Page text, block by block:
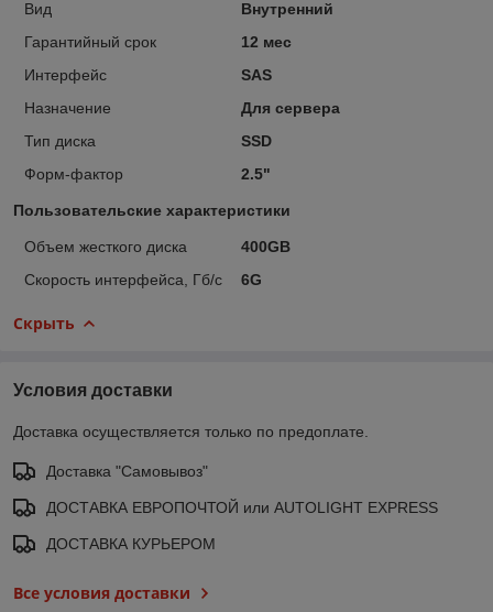
Вид
Внутренний
Гарантийный срок
12 мес
Интерфейс
SAS
Назначение
Для сервера
Тип диска
SSD
Форм-фактор
2.5"
Пользовательские характеристики
Объем жесткого диска
400GB
Скорость интерфейса, Гб/с
6G
Скрыть
Условия доставки
Доставка осуществляется только по предоплате.
Доставка "Самовывоз"
ДОСТАВКА ЕВРОПОЧТОЙ или AUTOLIGHT EXPRESS
ДОСТАВКА КУРЬЕРОМ
Все условия доставки